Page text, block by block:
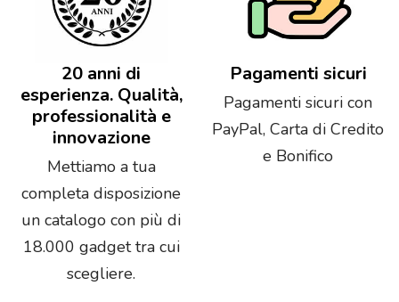
20 anni di
esperienza. Qualità,
professionalità e
innovazione
Mettiamo a tua
completa disposizione
un catalogo con più di
18.000 gadget tra cui
scegliere.
Pagamenti sicuri
Pagamenti sicuri con
PayPal, Carta di Credito
e Bonifico